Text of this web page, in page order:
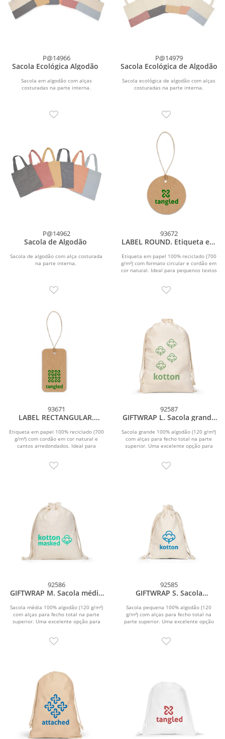
P@14966
Sacola Ecológica Algodão
Sacola em algodão com alças
costuradas na parte interna.
P@14979
Sacola Ecológica de Algodão
Sacola ecológica de algodão com alças
costuradas na parte interna.
P@14962
Sacola de Algodão
Sacola de algodão com alça costurada
na parte interna.
93672
LABEL ROUND. Etiqueta em
g/m²) com formato circular
Etiqueta em papel 100% reciclado (700
g/m²) com formato circular e cordão em
cor natural. Ideal para pequenos textos
93671
LABEL RECTANGULAR.
reciclado (700 g/m²) com
formato retangular
Etiqueta em papel 100% reciclado (700
g/m²) com cordão em cor natural e
cantos arredondados. Ideal para
92587
GIFTWRAP L. Sacola grande
Sacola grande 100% algodão (120 g/m²)
com alças para fecho total na parte
superior. Uma excelente opção para
92586
GIFTWRAP M. Sacola média
Sacola média 100% algodão (120 g/m²)
com alças para fecho total na parte
superior. Uma excelente opção para
92585
GIFTWRAP S. Sacola
g/m²)
Sacola pequena 100% algodão (120
g/m²) com alças para fecho total na
parte superior. Uma excelente opção